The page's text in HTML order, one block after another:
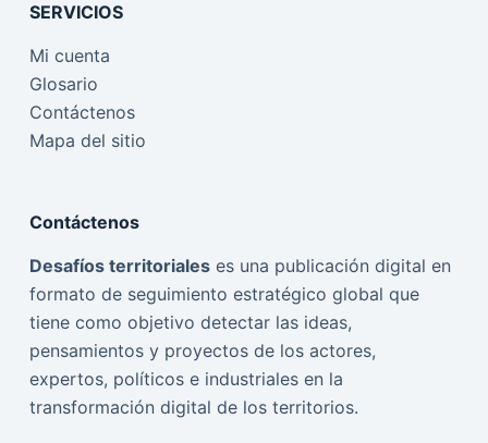
SERVICIOS
Mi cuenta
Glosario
Contáctenos
Mapa del sitio
Contáctenos
Desafíos territorialeses una publicación digital en
formato de seguimiento estratégico global que
tiene como objetivo detectar las ideas,
pensamientos y proyectos de los actores,
expertos, políticos e industriales en la
transformación digital de los territorios.